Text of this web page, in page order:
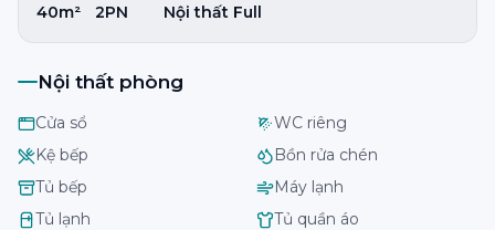
40m² 2PN Nội thất Full
Nội thất phòng
Cửa sổ
WC riêng
Kệ bếp
Bồn rửa chén
Tủ bếp
Máy lạnh
Tủ lạnh
Tủ quần áo